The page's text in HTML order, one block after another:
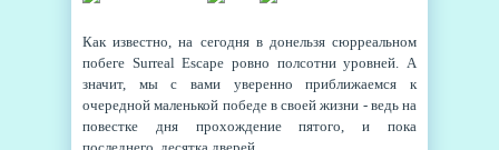
Как известно, на сегодня в донельзя сюрреальном
побеге Surreal Escape ровно полсотни уровней. А
значит, мы с вами уверенно приближаемся к
очередной маленькой победе в своей жизни - ведь на
повестке дня прохождение пятого, и пока